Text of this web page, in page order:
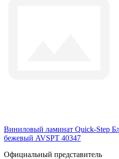
Виниловый ламинат Quick-Step
бежевый AVSPT 40347
Официальный представитель